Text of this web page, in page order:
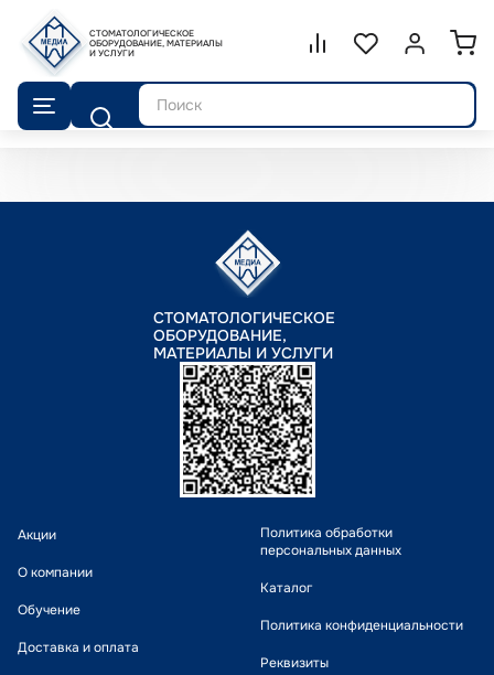
СТОМАТОЛОГИЧЕСКОЕ
ОБОРУДОВАНИЕ, МАТЕРИАЛЫ
И УСЛУГИ
Сравнение.
СписокВойти или
Поиск
СТОМАТОЛОГИЧЕСКОЕ
ОБОРУДОВАНИЕ,
МАТЕРИАЛЫ И УСЛУГИ
Акции
О компании
Обучение
Доставка и оплата
Политика обработки
персональных данных
Каталог
Политика конфиденциальности
Реквизиты